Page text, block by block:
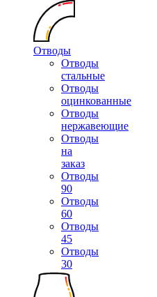
Отводы
Отводы
стальные
Отводы
оцинкованные
Отводы
нержавеющие
Отводы
на
заказ
Отводы
90
Отводы
60
Отводы
45
Отводы
30